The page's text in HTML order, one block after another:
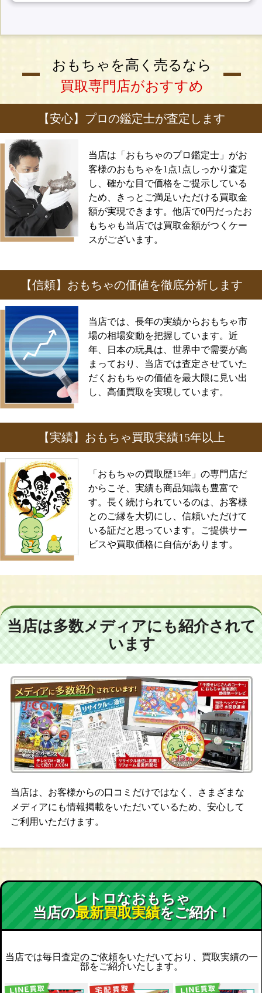
おもちゃを高く売るなら
買取専門店がおすすめ
【安心】プロの鑑定士が査定します
当店は「おもちゃのプロ鑑定士」がお
客様のおもちゃを1点1点しっかり査定
し、確かな目で価格をご提示している
ため、きっとご満足いただける買取金
額が実現できます。他店で0円だったお
もちゃも当店では買取金額がつくケー
スがございます。
【信頼】おもちゃの価値を徹底分析します
当店では、長年の実績からおもちゃ市
場の相場変動を把握しています。近
年、日本の玩具は、世界中で需要が高
まっており、当店では査定させていた
だくおもちゃの価値を最大限に見い出
し、高価買取を実現しています。
【実績】おもちゃ買取実績15年以上
「おもちゃの買取歴15年」の専門店だ
からこそ、実績も商品知識も豊富で
す。長く続けられているのは、お客様
とのご縁を大切にし、信頼いただけて
いる証だと思っています。ご提供サー
ビスや買取価格に自信があります。
当店は多数メディアにも紹介されて
います
当店は、お客様からの口コミだけではなく、さまざまな
メディアにも情報掲載をいただいているため、安心して
ご利用いただけます。
レトロなおもちゃ
当店の最新買取実績をご紹介！
当店では毎日査定のご依頼をいただいており、買取実績の一
部をご紹介いたします。